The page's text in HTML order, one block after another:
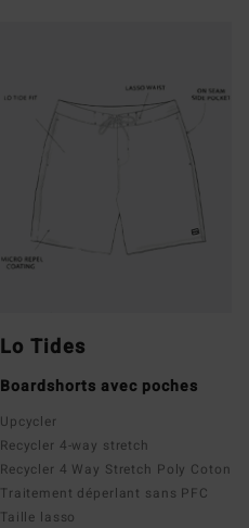
Lo Tides
Boardshorts avec poches
Upcycler
Recycler 4-way stretch
Recycler 4 Way Stretch Poly Coton
Traitement déperlant sans PFC
Taille lasso